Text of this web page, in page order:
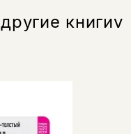
другие книгиv